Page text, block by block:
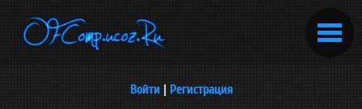
Войти| Регистрация